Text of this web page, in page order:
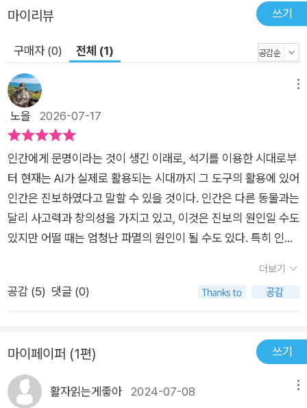
지금에 와서까지 식민주의를 옹호하는 자들의 주장이 왜 틀렸는
해석이 중요하다. 해석하는 자는 자기가 어느 위치에 있는지를 알
고 있어야 하며, 톰 필립스는 자신이 백인, 남성임을 잊지 않았다.
그리고 이 책이 어쩔 수 없이 서양 백인들의 이야기가 주로 다뤄
졌음을 스스로 지적하고 있다. 우리가 지금에 이르기까지 지나온
궤적을 돌아보자. 이 책이 그런 것처럼 조금 비판적으로, 한 걸음
떨어져서. 전에는 몰랐던 많은 것들이 보일 것이다. 인류의 낯부
끄러운 실패사이지만 묘하게 희망적인, 그것이 이 책의 힘이다.
마이리뷰 쓰기
구매자 (0) 전체 (1)
노을 2026-07-17
인간에게 문명이라는 것이 생긴 이래로, 석기를 이용한 시대로부
터 현재는 AI가 실제로 활용되는 시대까지 그 도구의 활용에 있어
인간은 진보하였다고 말할 수 있을 것이다. 인간은 다른 동물과는
달리 사고력과 창의성을 가지고 있고, 이것은 진보의 원인일 수도
있지만 어떨 때는 엄청난 파멸의 원인이 될 수도 있다. 특히 인간
것을 아주 질색한다. 우리는 어떤 행동을 일단 선택하면 그것이
옳은 선택이었다는 믿음을 끝까지 놓지 않는 경향이 있고 이것은
때가 있다.이 책은 그러한 인간의 특성 때문에 생긴 흑역사를 모
아놓은 책이다. 저자는 인간의 역사에서 발생한 여러 참사를 신랄
하면서도 유쾌하고 재미있게 이야기해나간다. 덕분에 심각한 주
제들에 대해 생생하면서도 재미있게 여러 바보짓을 알게 되지만,
더보기
공감 (5) 댓글 (0)
마이페이퍼 (1편) 쓰기
활자읽는게좋아 2024-07-08